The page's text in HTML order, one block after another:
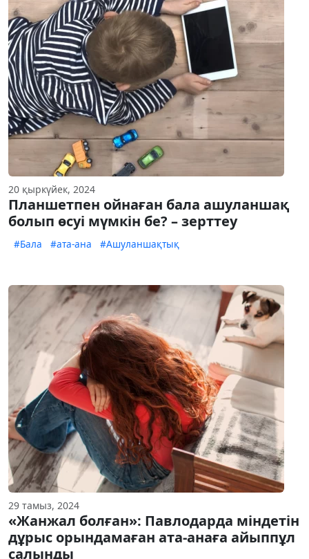
20 қыркүйек, 2024
Планшетпен ойнаған бала ашуланшақ
болып өсуі мүмкін бе? – зерттеу
#Бала #ата-ана #Ашуланшақтық
29 тамыз, 2024
«Жанжал болған»: Павлодарда міндетін
дұрыс орындамаған ата-анаға айыппұл
салынды